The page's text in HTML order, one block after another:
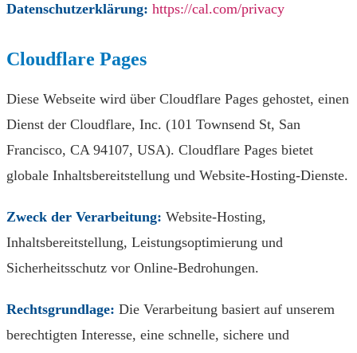
Datenschutzerklärung: https://cal.com/privacy
Cloudflare Pages
Diese Webseite wird über Cloudflare Pages gehostet, einen
Dienst der Cloudflare, Inc. (101 Townsend St, San
Francisco, CA 94107, USA). Cloudflare Pages bietet
globale Inhaltsbereitstellung und Website-Hosting-Dienste.
Zweck der Verarbeitung: Website-Hosting,
Inhaltsbereitstellung, Leistungsoptimierung und
Sicherheitsschutz vor Online-Bedrohungen.
Rechtsgrundlage: Die Verarbeitung basiert auf unserem
berechtigten Interesse, eine schnelle, sichere und